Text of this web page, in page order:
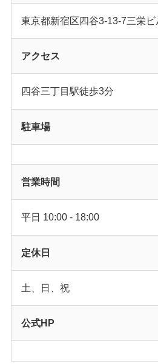
東京都新宿区四谷3-13-7三栄
アクセス
四谷三丁目駅徒歩3分
駐車場
営業時間
平日 10:00 - 18:00
定休日
土、日、祝
公式HP